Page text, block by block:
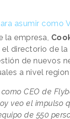
asumir como
la empresa,
directorio de
de nuevos
a nivel
CEO de
veo el impulso
de 550